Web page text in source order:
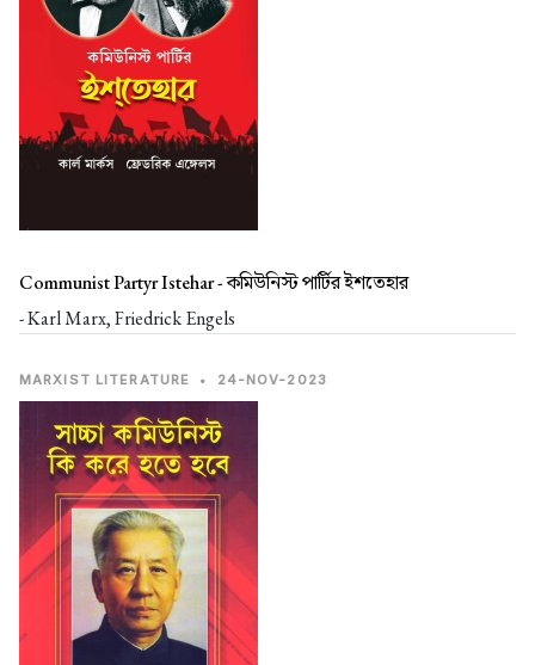
Communist Partyr Istehar -কমিউনিস্ট পার্টির ইশতেহার
- Karl Marx, Friedrick Engels
MARXIST LITERATURE • 24-NOV-2023